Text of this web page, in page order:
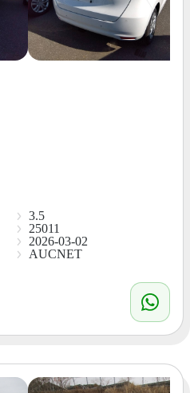
3.5
25011
2026-03-02
AUCNET